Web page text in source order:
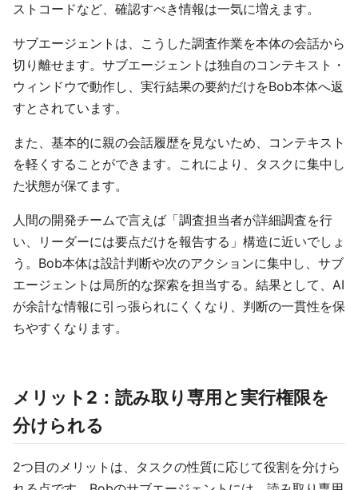
ストコードなど、確認すべき情報は一気に増えます。
サブエージェントは、こうした調査作業を本体の会話から
切り離せます。サブエージェントは独自のコンテキスト・
ウィンドウで動作し、実行結果の要約だけをBob本体へ返
すとされています。
また、基本的に親の会話履歴を見ないため、コンテキスト
を軽くすることができます。これにより、タスクに集中し
た状態が保てます。
人間の開発チームで言えば「調査担当者が詳細調査を行
い、リーダーには要点だけを報告する」構造に近いでしょ
う。Bob本体は設計判断や次のアクションに集中し、サブ
エージェントは局所的な探索を担当する。結果として、AI
が余計な情報に引っ張られにくくなり、判断の一貫性を保
ちやすくなります。
メリット2：読み取り専用と実行権限を
分けられる
2つ目のメリットは、タスクの性質に応じて役割を分けら